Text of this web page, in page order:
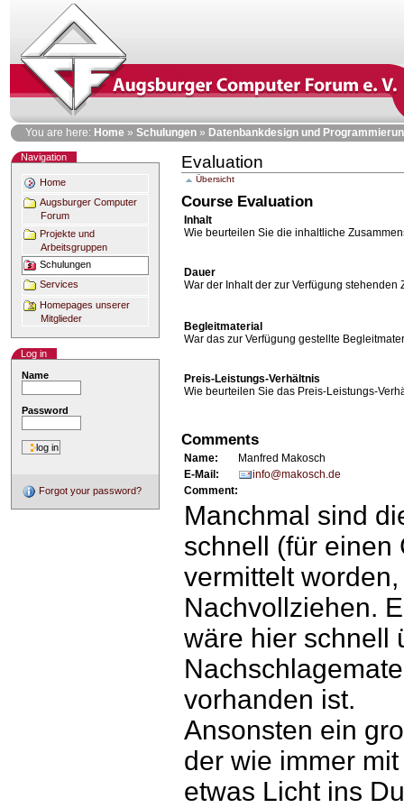
Personal
tools
You are here: Home » Schulungen » Datenbankdesign und
Navigation
Home
Augsburger Computer
Forum
Projekte und
Arbeitsgruppen
Schulungen
Services
Homepages unserer
Mitglieder
Log in
Name
Password
Forgot your password?
Evaluation
Übersicht
Course Evaluation
Inhalt
Wie beurteilen Sie die inhaltliche
Dauer
War der Inhalt der zur Verfügung stehenden
Begleitmaterial
War das zur Verfügung gestellte
Preis-Leistungs-Verhältnis
Wie beurteilen Sie das Preis-Leistungs-
Comments
Name:
Manfred Makosch
E-Mail:
info@makosch.de
Comment:
Manchmal sind
schnell (für einen
vermittelt
Nachvollziehen.
wäre hier schnell
vorhanden ist.
Ansonsten ein
der wie immer
etwas Licht ins